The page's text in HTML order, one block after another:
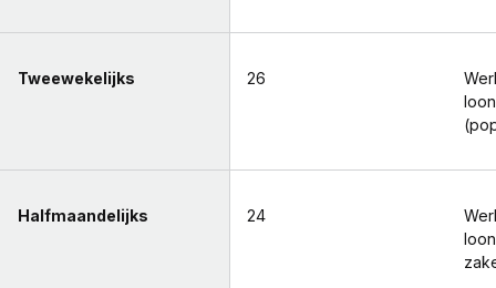
Tweewekelijks 26
Halfmaandelijks 24